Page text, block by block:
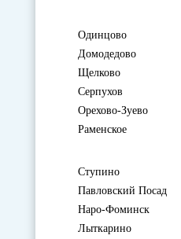
Одинцово
Домодедово
Щелково
Серпухов
Орехово-Зуево
Раменское
Ступино
Павловский Посад
Наро-Фоминск
Лыткарино